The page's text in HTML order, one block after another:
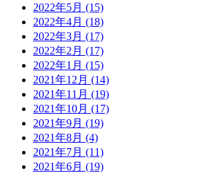
2022年5月 (15)
2022年4月 (18)
2022年3月 (17)
2022年2月 (17)
2022年1月 (15)
2021年12月 (14)
2021年11月 (19)
2021年10月 (17)
2021年9月 (19)
2021年8月 (4)
2021年7月 (11)
2021年6月 (19)